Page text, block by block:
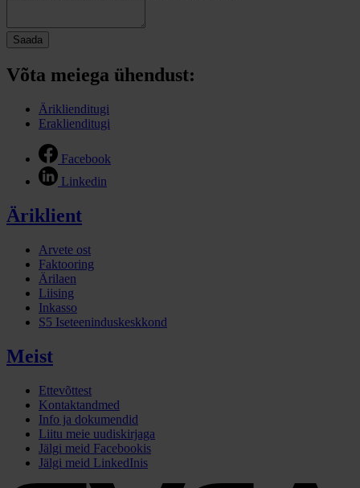
Saada
Võta meiega ühendust:
Äriklienditugi
Eraklienditugi
Facebook
Linkedin
Äriklient
Arvete ost
Faktooring
Ärilaen
Liising
Inkasso
S5 Iseteeninduskeskkond
Meist
Ettevõttest
Kontaktandmed
Info ja dokumendid
Liitu meie uudiskirjaga
Jälgi meid Facebookis
Jälgi meid LinkedInis